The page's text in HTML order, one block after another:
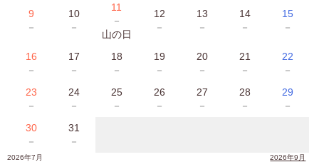
9
－
10
－
11
－
山の日
12
－
13
－
14
－
15
－
16
－
17
－
18
－
19
－
20
－
21
－
22
－
23
－
24
－
25
－
26
－
27
－
28
－
29
－
30
－
31
－
2026年7月 2026年9月